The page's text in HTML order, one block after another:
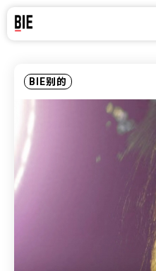
BIE别的